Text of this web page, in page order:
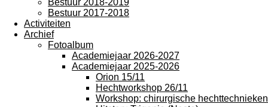
Bestuur 2018-2019
Bestuur 2017-2018
Activiteiten
Archief
Fotoalbum
Academiejaar 2026-2027
Academiejaar 2025-2026
Orion 15/11
Hechtworkshop 26/11
Workshop: chirurgische hechttechnieken